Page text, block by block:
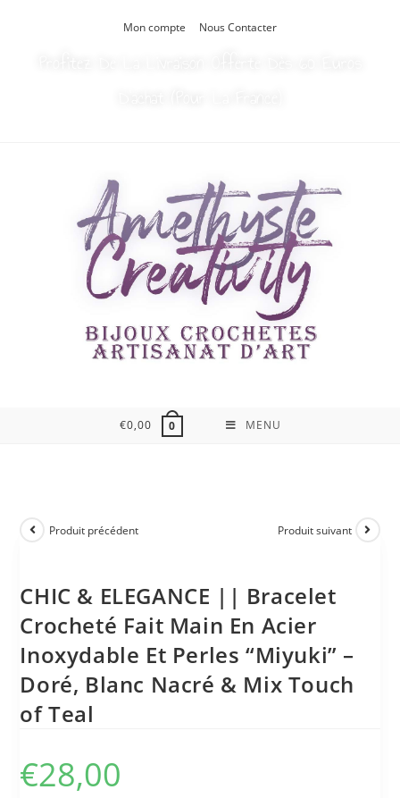
Mon compte Nous Contacter
€0,00 0 MENU
Produit précédent Produit suivant
CHIC & ELEGANCE || Bracelet
Crocheté Fait Main En Acier
Inoxydable Et Perles “Miyuki” –
Doré, Blanc Nacré & Mix Touch
of Teal
€28,00